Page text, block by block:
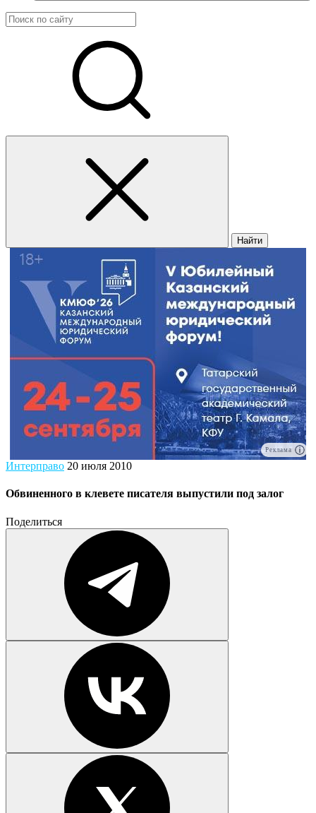
Найти
Реклама
Интерправо 20 июля 2010
Обвиненного в клевете писателя выпустили под залог
Поделиться